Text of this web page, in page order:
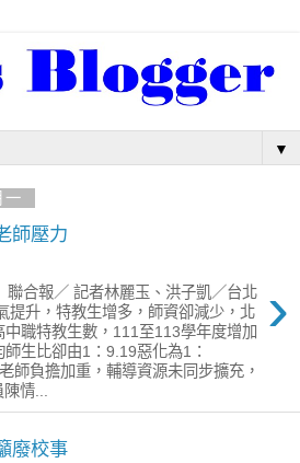
▼
師壓力
›
合報／ 記者林麗玉、洪子凱／台北
提升，特教生增多，師資卻減少，北
中職特教生數，111至113學年度增加
生比卻由1：9.19惡化為1：
師負擔加重，輔導資源未同步擴充，
陳情...
廢校事